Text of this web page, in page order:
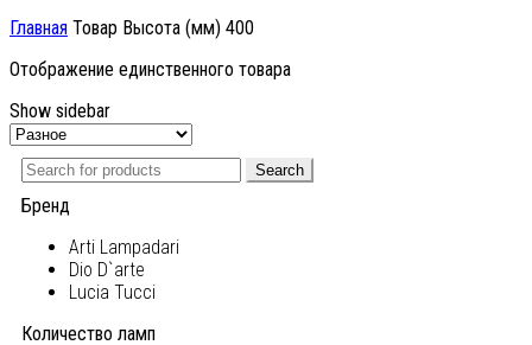
Главная Товар Высота (мм) 400
Отображение единственного товара
Show sidebar
Search
Бренд
Arti Lampadari
Dio D`arte
Lucia Tucci
Количество ламп